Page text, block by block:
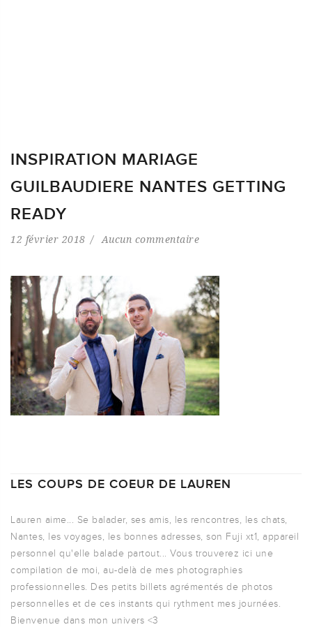
INSPIRATION MARIAGE
GUILBAUDIERE NANTES GETTING
READY
12 février 2018 Aucun commentaire
LES COUPS DE COEUR DE LAUREN
Lauren aime... Se balader, ses amis, les rencontres, les chats,
Nantes, les voyages, les bonnes adresses, son Fuji xt1, appareil
personnel qu'elle balade partout... Vous trouverez ici une
compilation de moi, au-delà de mes photographies
professionnelles. Des petits billets agrémentés de photos
personnelles et de ces instants qui rythment mes journées.
Bienvenue dans mon univers <3